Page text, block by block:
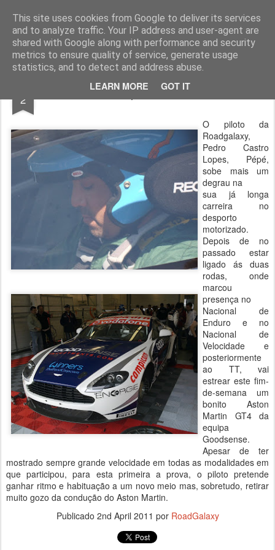
This site uses cookies from Google to deliver its services
and to analyze traffic. Your IP address and user-agent are
shared with Google along with performance and security
metrics to ensure quality of service, generate usage
statistics, and to detect and address abuse.
LEARN MORE GOT IT
ROADGALAXY - Media Center
2 Pedro Castro Lopes estreia Aston Martin
O piloto da
Roadgalaxy,
Pedro Castro
Lopes, Pépé,
sobe mais um
degrau na
sua já longa
carreira no
desporto
motorizado.
Depois de no
passado estar
ligado ás duas
rodas, onde
marcou
presença no
Nacional de
Enduro e no
Nacional de
Velocidade e
posteriormente
ao TT, vai
estrear este fim-
de-semana um
bonito Aston
Martin GT4 da
equipa
Goodsense.
Apesar de ter
mostrado sempre grande velocidade em todas as modalidades em
que participou, para esta primeira a prova, o piloto pretende
ganhar ritmo e habituação a um novo meio mas, sobretudo, retirar
muito gozo da condução do Aston Martin.
Publicado 2nd April 2011 por RoadGalaxy